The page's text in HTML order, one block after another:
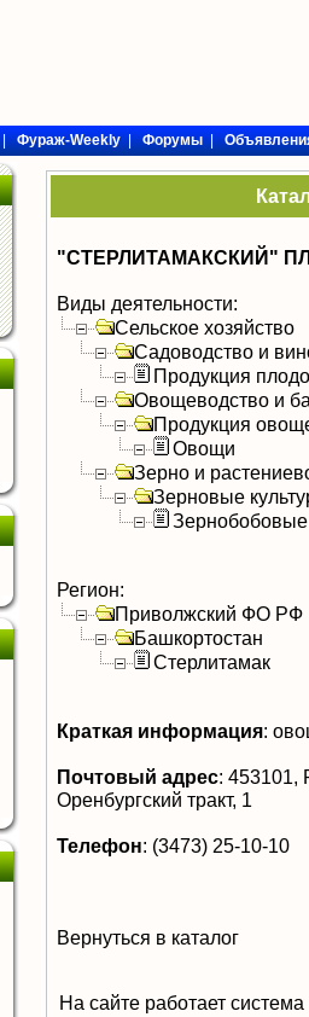
Фураж-Weekly|Форумы|
"СТЕРЛИТАМАКСКИЙ"
Виды деятельности:
Сельское хозяйство
Садоводство и
Продукция
Овощеводство и
Продукция
Овощи
Зерно и
Зерновые
Зернобобовые
Регион:
Приволжский ФО РФ
Башкортостан
Стерлитамак
Краткая информация:
Почтовый адрес: 453101,
Оренбургский тракт, 1
Телефон: (3473) 25-10-10
Вернуться в каталог
На сайте работает